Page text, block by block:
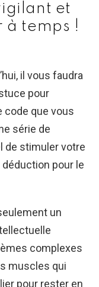
et
à temps !
il vous faudra
pour
code que vous
série de
de stimuler votre
pour le
un
complexes
muscles qui
pour rester en